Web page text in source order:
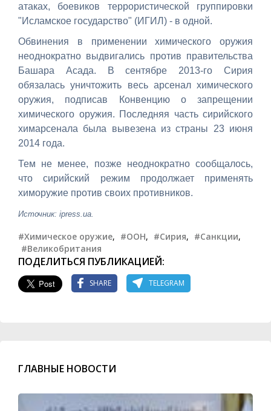
атаках, боевиков террористической группировки
"Исламское государство" (ИГИЛ) - в одной.
Обвинения в применении химического оружия
неоднократно выдвигались против правительства
Башара Асада. В сентябре 2013-го Сирия
обязалась уничтожить весь арсенал химического
оружия, подписав Конвенцию о запрещении
химического оружия. Последняя часть сирийского
химарсенала была вывезена из страны 23 июня
2014 года.
Тем не менее, позже неоднократно сообщалось,
что сирийский режим продолжает применять
химоружие против своих противников.
Источник: ipress.ua.
#Химическое оружие, #ООН, #Сирия, #Санкции,
#Великобритания
ПОДЕЛИТЬСЯ ПУБЛИКАЦИЕЙ:
SHARE TELEGRAM
ГЛАВНЫЕ НОВОСТИ